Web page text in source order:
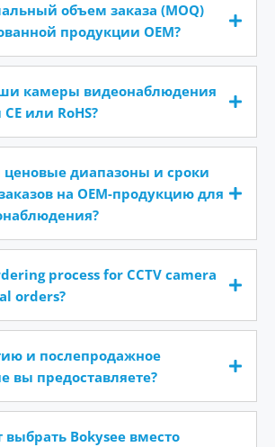
объем заказа (MOQ)
продукции OEM?
камеры видеонаблюдения
или RoHS?
диапазоны и сроки
на OEM-продукцию для
process for CCTV camera
orders?
и послепродажное
вы предоставляете?
выбрать Bokysee вместо